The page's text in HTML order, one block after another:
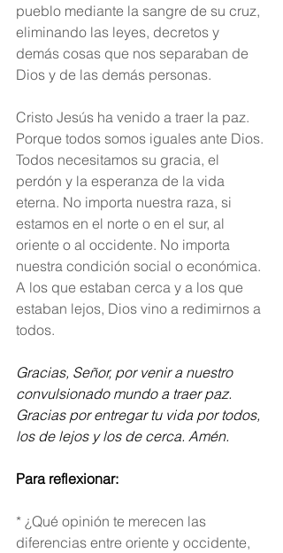
pueblo mediante la sangre de su cruz,
eliminando las leyes, decretos y
demás cosas que nos separaban de
Dios y de las demás personas.
Cristo Jesús ha venido a traer la paz.
Porque todos somos iguales ante Dios.
Todos necesitamos su gracia, el
perdón y la esperanza de la vida
eterna. No importa nuestra raza, si
estamos en el norte o en el sur, al
oriente o al occidente. No importa
nuestra condición social o económica.
A los que estaban cerca y a los que
estaban lejos, Dios vino a redimirnos a
todos.
Gracias, Señor, por venir a nuestro
convulsionado mundo a traer paz.
Gracias por entregar tu vida por todos,
los de lejos y los de cerca. Amén.
Para reflexionar:
* ¿Qué opinión te merecen las
diferencias entre oriente y occidente,